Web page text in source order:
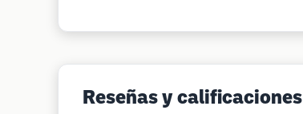
Reseñas y calificaciones